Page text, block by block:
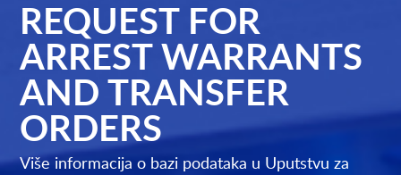
REQUEST FOR
ARREST WARRANTS
AND TRANSFER
ORDERS
Više informacija o bazi podataka u Uputstvu za